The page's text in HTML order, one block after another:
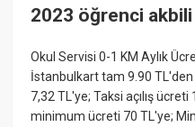
2023 öğrenci
Okul Servisi 0-1 KM Aylık
İstanbulkart tam 9.90
7,32 TL'ye; Taksi açılış
minimum ücreti 70 TL'ye;